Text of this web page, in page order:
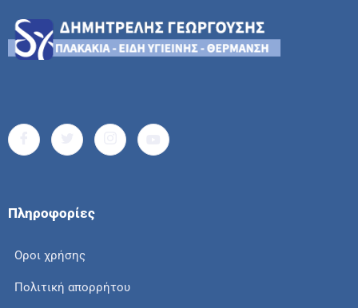
Πληροφορίες
Οροι χρήσης
Πολιτική απορρήτου